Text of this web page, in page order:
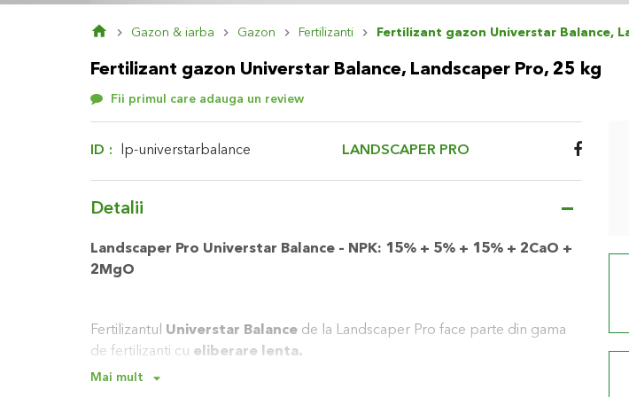
Gazon & iarba Gazon Fertilizanti Fertilizant gazon Universtar Balance,
Fertilizant gazon Universtar Balance, Landscaper Pro, 25 kg
Fii primul care adauga un review
ID lp-universtarbalance LANDSCAPER PRO
Detalii
Landscaper Pro Universtar Balance – NPK: 15% + 5% + 15% + 2CaO +
2MgO
Fertilizantul Universtar Balance de la Landscaper Pro face parte din gama
de fertilizanti cu eliberare lenta.
Este un fertilizant sub forma de micro-granule si face parte din gama de
Mai mult